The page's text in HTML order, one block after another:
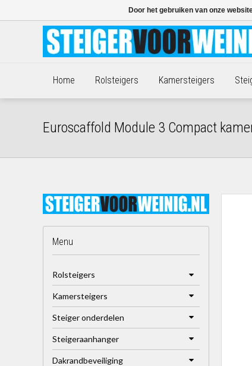
Home Rolsteigers Kamersteigers
Euroscaffold Module 3 Compact
Menu
Rolsteigers
Kamersteigers
Steiger onderdelen
Steigeraanhanger
Dakrandbeveiliging
Door het gebruiken van onze